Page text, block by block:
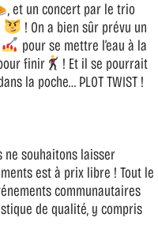
, et un concert par le trio
! On a bien sûr prévu un
pour se mettre l’eau à la
finir
! Et il se pourrait
la poche… PLOT TWIST !
ne souhaitons laisser
est à prix libre ! Tout le
communautaires
de qualité, y compris